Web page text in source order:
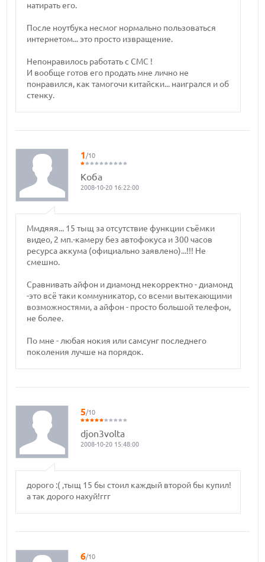
натирать его.
После ноутбука несмог нормально пользоваться
интернетом... это просто извращение.
Непонравилось работать с СМС !
И вообще готов его продать мне лично не
понравился, как тамогочи китайски... наигрался и об
стенку.
1/10
Коба
2008-10-20 16:22:00
Ммдяяя... 15 тыщ за отсутствие функции съёмки
видео, 2 мп.-камеру без автофокуса и 300 часов
ресурса аккума (официально заявлено)...!!! Не
смешно.
Сравнивать айфон и диамонд некорректно - диамонд
-это всё таки коммуникатор, со всеми вытекающими
возможностями, а айфон - просто большой телефон,
не более.
По мне - любая нокия или самсунг последнего
поколения лучше на порядок.
5/10
djon3volta
2008-10-20 15:48:00
дорого :( ,тыщ 15 бы стоил каждый второй бы купил!
а так дорого нахуй!ггг
6/10